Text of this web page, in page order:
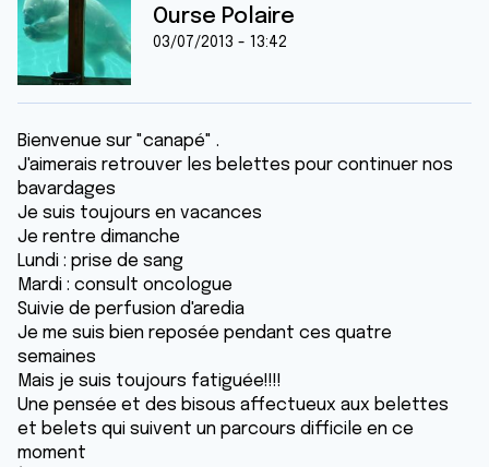
Ourse Polaire
03/07/2013 - 13:42
Bienvenue sur "canapé" .
J'aimerais retrouver les belettes pour continuer nos
bavardages
Je suis toujours en vacances
Je rentre dimanche
Lundi : prise de sang
Mardi : consult oncologue
Suivie de perfusion d'aredia
Je me suis bien reposée pendant ces quatre
semaines
Mais je suis toujours fatiguée!!!!
Une pensée et des bisous affectueux aux belettes
et belets qui suivent un parcours difficile en ce
moment